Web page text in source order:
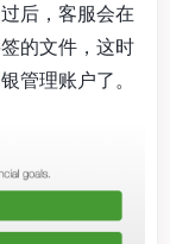
后，客服会在
的文件，这时
管理账户了。